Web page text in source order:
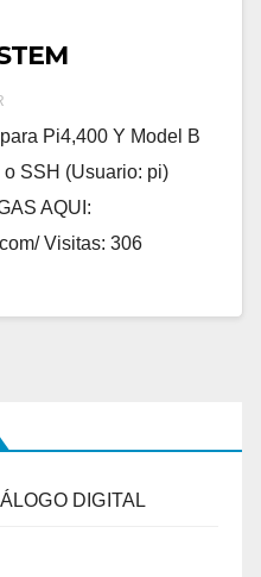
Pi4,400 Y Model B
SSH (Usuario: pi)
AQUI:
Visitas: 306
DIGITAL